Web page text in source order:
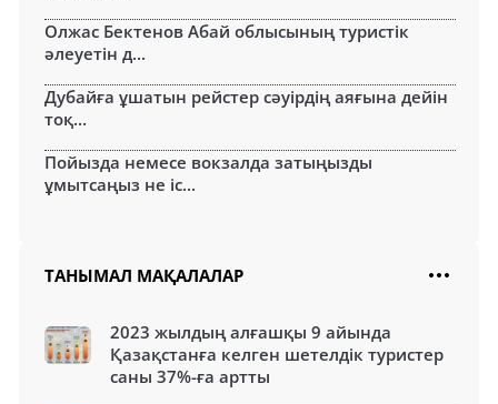
Олжас Бектенов Абай облысының туристік
әлеуетін д...
Дубайға ұшатын рейстер сәуірдің аяғына дейін
тоқ...
Пойызда немесе вокзалда затыңызды
ұмытсаңыз не іс...
ТАНЫМАЛ МАҚАЛАЛАР
2023 жылдың алғашқы 9 айында
Қазақстанға келген шетелдік туристер
саны 37%-ға артты